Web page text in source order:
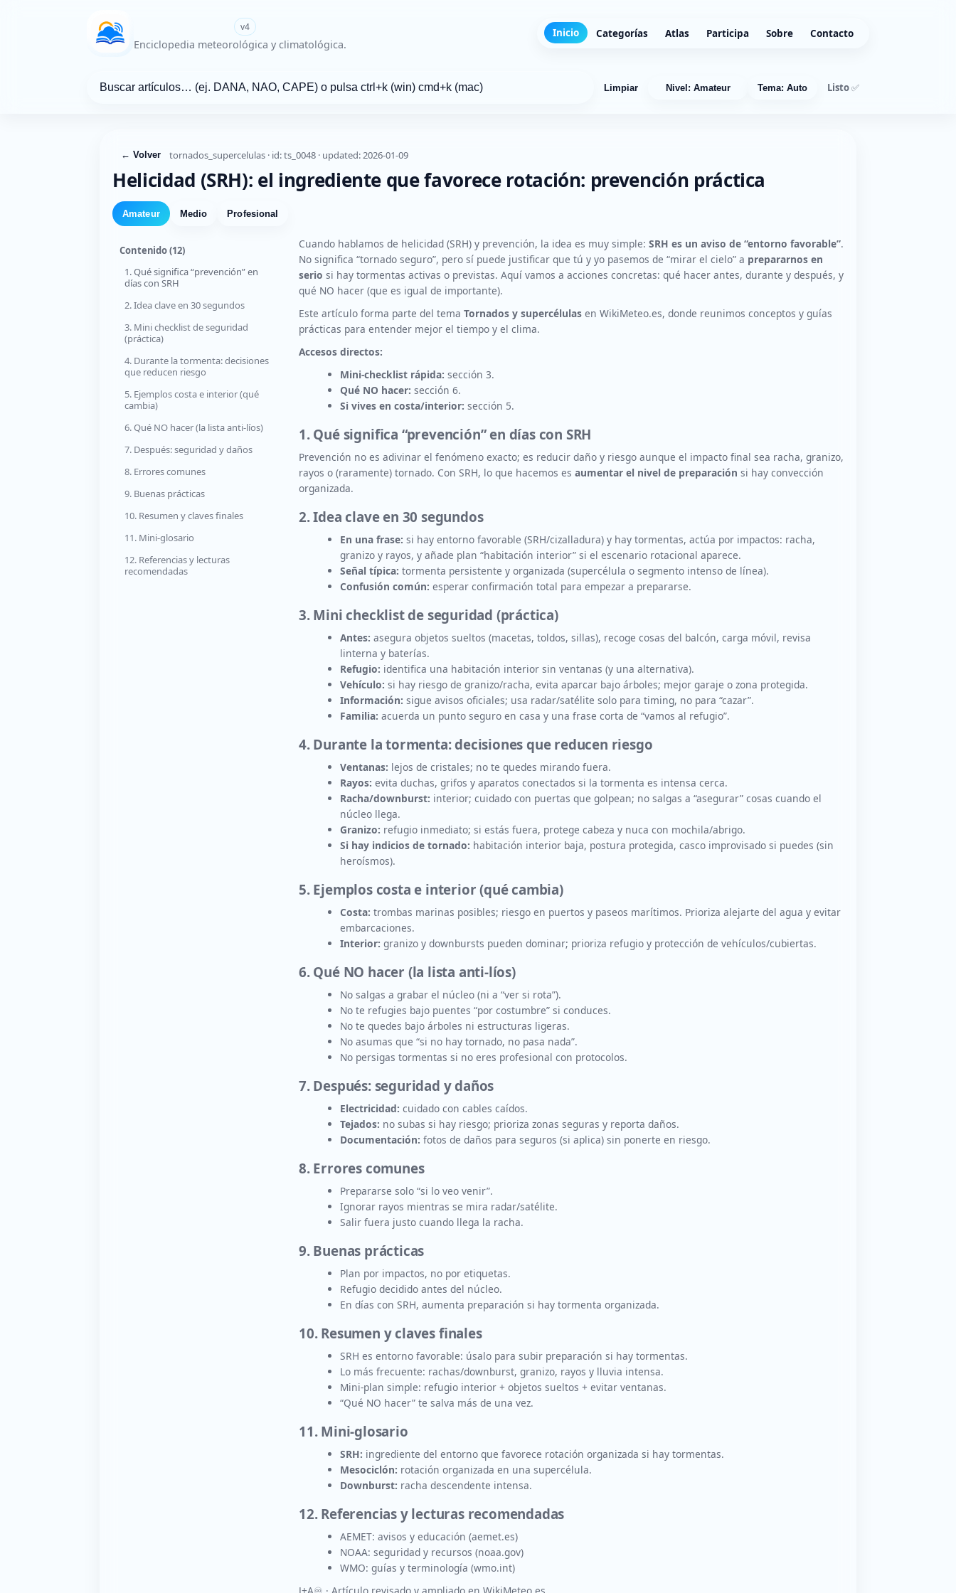
WikiMeteo.es v4
Enciclopedia meteorológica y climatológica.
Inicio Categorías Atlas Participa Sobre Contacto
Limpiar Nivel: Amateur Tema: Auto Listo ✅
← Volver tornados_supercelulas · id: ts_0048 · updated: 2026-01-09
Helicidad (SRH): el ingrediente que favorece rotación: prevención práctica
Amateur Medio Profesional
Contenido(12)
1. Qué significa “prevención” en
días con SRH
2. Idea clave en 30 segundos
3. Mini checklist de seguridad
(práctica)
4. Durante la tormenta: decisiones
que reducen riesgo
5. Ejemplos costa e interior (qué
cambia)
6. Qué NO hacer (la lista anti-líos)
7. Después: seguridad y daños
8. Errores comunes
9. Buenas prácticas
10. Resumen y claves finales
11. Mini-glosario
12. Referencias y lecturas
recomendadas
Cuando hablamos de helicidad (SRH) y prevención, la idea es muy simple: SRH es un aviso de “entorno favorable”.
No significa “tornado seguro”, pero sí puede justificar que tú y yo pasemos de “mirar el cielo” a prepararnos en
serio si hay tormentas activas o previstas. Aquí vamos a acciones concretas: qué hacer antes, durante y después, y
qué NO hacer (que es igual de importante).
Este artículo forma parte del tema Tornados y supercélulas en WikiMeteo.es, donde reunimos conceptos y guías
prácticas para entender mejor el tiempo y el clima.
Accesos directos:
Mini-checklist rápida: sección 3.
Qué NO hacer: sección 6.
Si vives en costa/interior: sección 5.
1. Qué significa “prevención” en días con SRH
Prevención no es adivinar el fenómeno exacto; es reducir daño y riesgo aunque el impacto final sea racha, granizo,
rayos o (raramente) tornado. Con SRH, lo que hacemos es aumentar el nivel de preparación si hay convección
organizada.
2. Idea clave en 30 segundos
En una frase: si hay entorno favorable (SRH/cizalladura) y hay tormentas, actúa por impactos: racha,
granizo y rayos, y añade plan “habitación interior” si el escenario rotacional aparece.
Señal típica: tormenta persistente y organizada (supercélula o segmento intenso de línea).
Confusión común: esperar confirmación total para empezar a prepararse.
3. Mini checklist de seguridad (práctica)
Antes: asegura objetos sueltos (macetas, toldos, sillas), recoge cosas del balcón, carga móvil, revisa
linterna y baterías.
Refugio: identifica una habitación interior sin ventanas (y una alternativa).
Vehículo: si hay riesgo de granizo/racha, evita aparcar bajo árboles; mejor garaje o zona protegida.
Información: sigue avisos oficiales; usa radar/satélite solo para timing, no para “cazar”.
Familia: acuerda un punto seguro en casa y una frase corta de “vamos al refugio”.
4. Durante la tormenta: decisiones que reducen riesgo
Ventanas: lejos de cristales; no te quedes mirando fuera.
Rayos: evita duchas, grifos y aparatos conectados si la tormenta es intensa cerca.
Racha/downburst: interior; cuidado con puertas que golpean; no salgas a “asegurar” cosas cuando el
núcleo llega.
Granizo: refugio inmediato; si estás fuera, protege cabeza y nuca con mochila/abrigo.
Si hay indicios de tornado: habitación interior baja, postura protegida, casco improvisado si puedes (sin
heroísmos).
5. Ejemplos costa e interior (qué cambia)
Costa: trombas marinas posibles; riesgo en puertos y paseos marítimos. Prioriza alejarte del agua y evitar
embarcaciones.
Interior: granizo y downbursts pueden dominar; prioriza refugio y protección de vehículos/cubiertas.
6. Qué NO hacer (la lista anti-líos)
No salgas a grabar el núcleo (ni a “ver si rota”).
No te refugies bajo puentes “por costumbre” si conduces.
No te quedes bajo árboles ni estructuras ligeras.
No asumas que “si no hay tornado, no pasa nada”.
No persigas tormentas si no eres profesional con protocolos.
7. Después: seguridad y daños
Electricidad: cuidado con cables caídos.
Tejados: no subas si hay riesgo; prioriza zonas seguras y reporta daños.
Documentación: fotos de daños para seguros (si aplica) sin ponerte en riesgo.
8. Errores comunes
Prepararse solo “si lo veo venir”.
Ignorar rayos mientras se mira radar/satélite.
Salir fuera justo cuando llega la racha.
9. Buenas prácticas
Plan por impactos, no por etiquetas.
Refugio decidido antes del núcleo.
En días con SRH, aumenta preparación si hay tormenta organizada.
10. Resumen y claves finales
SRH es entorno favorable: úsalo para subir preparación si hay tormentas.
Lo más frecuente: rachas/downburst, granizo, rayos y lluvia intensa.
Mini-plan simple: refugio interior + objetos sueltos + evitar ventanas.
“Qué NO hacer” te salva más de una vez.
11. Mini-glosario
SRH: ingrediente del entorno que favorece rotación organizada si hay tormentas.
Mesociclón: rotación organizada en una supercélula.
Downburst: racha descendente intensa.
12. Referencias y lecturas recomendadas
AEMET: avisos y educación (aemet.es)
NOAA: seguridad y recursos (noaa.gov)
WMO: guías y terminología (wmo.int)